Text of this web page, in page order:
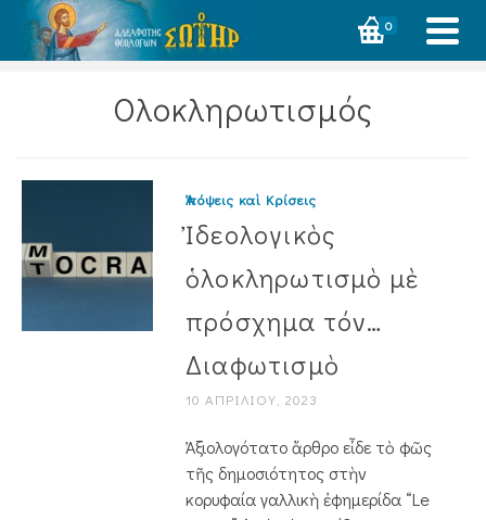
0
Ολοκληρωτισμός
Ἀπόψεις καὶ Κρίσεις
Ἰδεολογικὸς
ὁλοκληρωτισμὸ μὲ
πρόσχημα τόν…
Διαφωτισμὸ
10 ΑΠΡΙΛΊΟΥ, 2023
Ἀξιολογότατο ἄρθρο εἶδε τὸ φῶς
τῆς δημοσιότητος στὴν
κορυφαία γαλλικὴ ἐφημερίδα “Le